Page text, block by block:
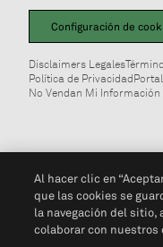
Configuración de
Disclaimers Legales
Política de Privacidad
No Vendan Mi Información
Al hacer clic en
que las cookies se
la navegación del sitio,
colaborar con